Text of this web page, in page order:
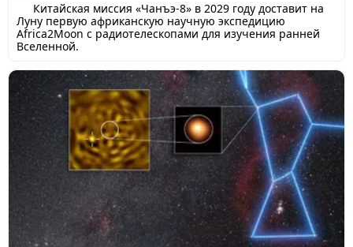
Китайская миссия «Чанъэ-8» в 2029 году доставит на
Луну первую африканскую научную экспедицию
Africa2Moon с радиотелескопами для изучения ранней
Вселенной.